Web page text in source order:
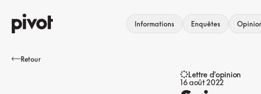
au
contenu
Informations Enquêtes
Retour
Lettre d’opinion
16 août 2022